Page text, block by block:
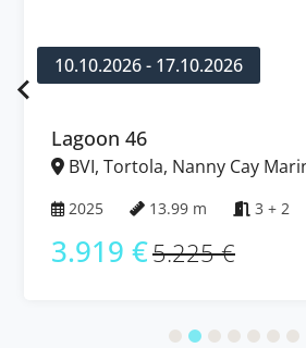
10.10.2026 - 17.10.2026
Lagoon 46
BVI, Tortola, Nanny Cay
2025 13.99 m 3 + 2
3.919 €5.225 €